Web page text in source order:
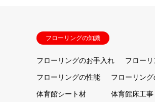
フローリングの知識
フローリングのお手入れ フロー
フローリングの性能 フローリング
体育館シート材 体育館床工事